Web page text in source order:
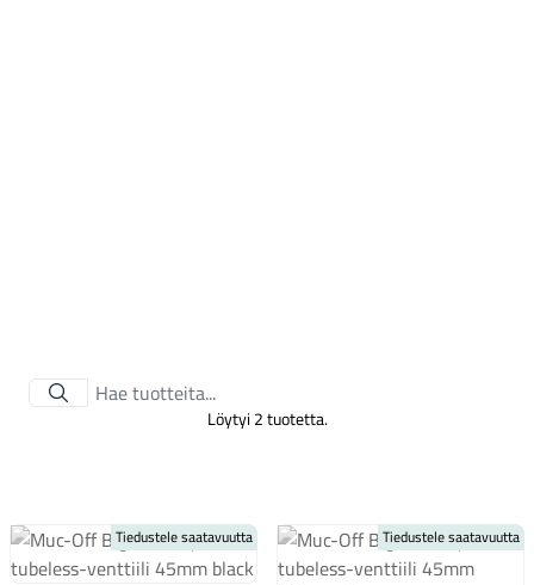
Löytyi 2 tuotetta.
Tiedustele saatavuutta Tiedustele saatavuutta